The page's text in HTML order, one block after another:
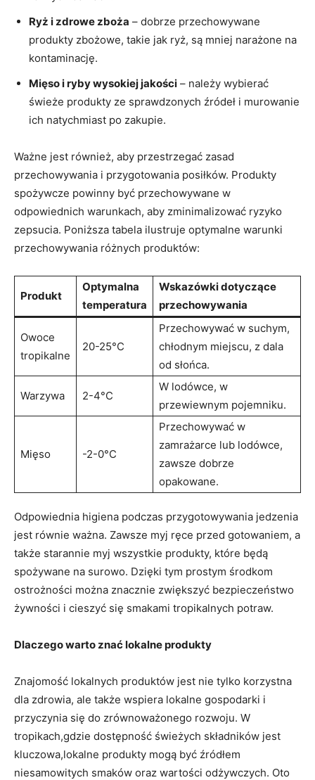
Ryż i zdrowe zboża – ‍dobrze ⁤przechowywane‍
produkty zbożowe, takie jak​ ryż, są mniej narażone na
kontaminację.
Mięso⁣ i ryby​ wysokiej ‌jakości – należy wybierać
świeże produkty ze sprawdzonych źródeł i murowanie​
ich natychmiast po‌ zakupie.
Ważne jest również, aby ⁣przestrzegać zasad
przechowywania i przygotowania ‍posiłków. Produkty
spożywcze powinny być przechowywane⁢ w
odpowiednich warunkach, aby zminimalizować ryzyko
zepsucia. Poniższa tabela ilustruje optymalne⁣ warunki
⁢przechowywania różnych produktów:
Produkt
Optymalna
⁤temperatura
Wskazówki dotyczące
przechowywania
Owoce
tropikalne
20-25°C
Przechowywać ‌w suchym,
⁣chłodnym miejscu, z dala
od słońca.
Warzywa 2-4°C
W lodówce, w
przewiewnym pojemniku.
Mięso -2-0°C
Przechowywać w​
zamrażarce lub lodówce,
zawsze⁤ dobrze
opakowane.
Odpowiednia higiena podczas przygotowywania jedzenia
jest‍ równie⁣ ważna. Zawsze myj ręce przed ​gotowaniem, a
​także starannie myj ‍wszystkie produkty, które będą ​
spożywane⁢ na​ surowo. Dzięki ‌tym prostym środkom
ostrożności ⁤można ‌znacznie zwiększyć bezpieczeństwo
żywności⁣ i cieszyć się‌ smakami tropikalnych potraw.
Dlaczego warto znać​ lokalne produkty
Znajomość lokalnych produktów jest nie tylko ⁤korzystna
dla ⁣zdrowia, ⁣ale także wspiera lokalne gospodarki i
⁤przyczynia się ⁢do⁢ zrównoważonego⁤ rozwoju. W
tropikach,gdzie dostępność świeżych składników jest
kluczowa,lokalne produkty mogą być źródłem
niesamowitych smaków ⁢oraz wartości odżywczych. Oto